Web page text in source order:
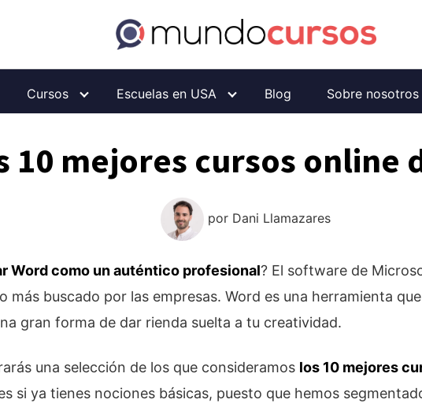
Cursos Escuelas en USA Blog Sobre nosotros
10 mejores cursos online
por Dani Llamazares
Word como un auténtico profesional? El software de
más buscado por las empresas. Word es una herramienta
gran forma de dar rienda suelta a tu creatividad.
una selección de los que consideramos los 10 mejores
si ya tienes nociones básicas, puesto que hemos